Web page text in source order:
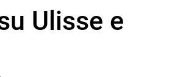
Ulisse e